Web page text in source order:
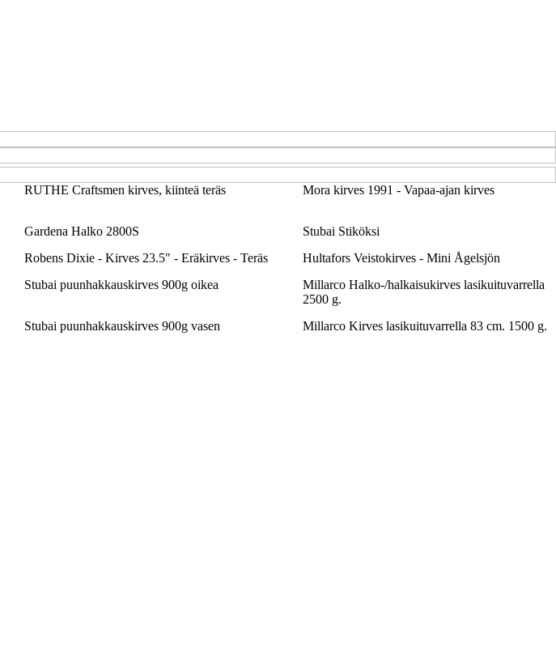
RUTHE Craftsmen kirves, kiinteä teräs Mora kirves 1991 - Vapaa-ajan kirves
Gardena Halko 2800S
Stubai Stiköksi
Robens Dixie - Kirves 23.5" - Eräkirves - Teräs
Hultafors Veistokirves - Mini Ågelsjön
Stubai puunhakkauskirves 900g oikea
Millarco Halko-/halkaisukirves lasikuituvarrella
2500 g.
Stubai puunhakkauskirves 900g vasen Millarco Kirves lasikuituvarrella 83 cm. 1500 g.